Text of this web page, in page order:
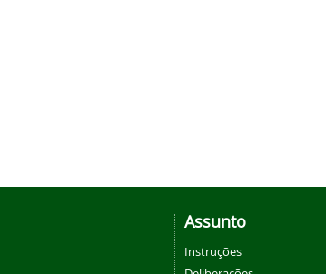
Assunto
Instruções